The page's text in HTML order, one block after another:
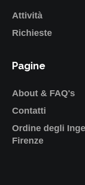
Attività
Richieste
Pagine
About & FAQ's
Contatti
Ordine degli
Firenze